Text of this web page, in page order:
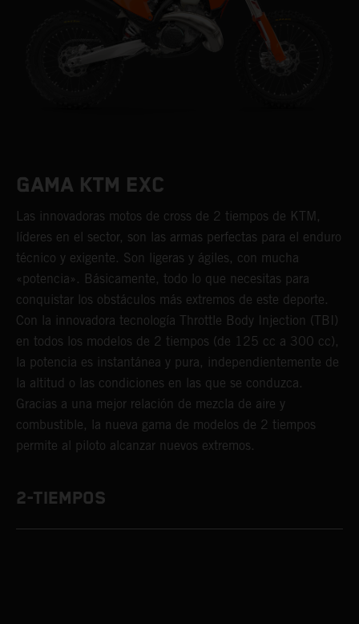
GAMA KTM EXC
Las innovadoras motos de cross de 2 tiempos de KTM,
líderes en el sector, son las armas perfectas para el enduro
técnico y exigente. Son ligeras y ágiles, con mucha
«potencia». Básicamente, todo lo que necesitas para
conquistar los obstáculos más extremos de este deporte.
Con la innovadora tecnología Throttle Body Injection (TBI)
en todos los modelos de 2 tiempos (de 125 cc a 300 cc),
la potencia es instantánea y pura, independientemente de
la altitud o las condiciones en las que se conduzca.
Gracias a una mejor relación de mezcla de aire y
combustible, la nueva gama de modelos de 2 tiempos
permite al piloto alcanzar nuevos extremos.
2-TIEMPOS